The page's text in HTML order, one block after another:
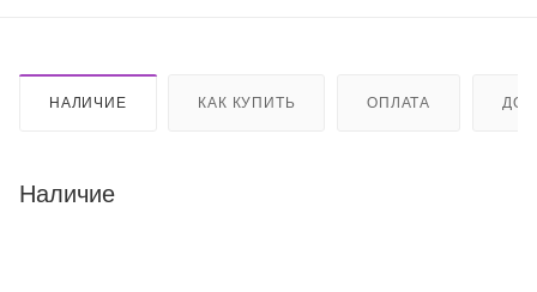
НАЛИЧИЕ КАК КУПИТЬ ОПЛАТА
Наличие